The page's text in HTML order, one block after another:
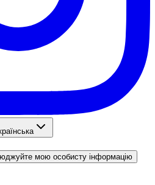
мою особисту інформацію